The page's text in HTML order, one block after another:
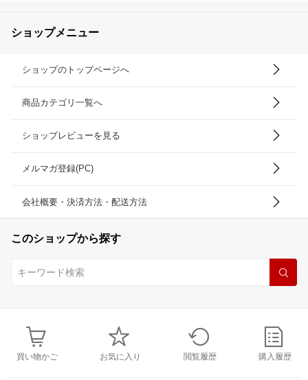
ショップメニュー
ショップのトップページへ
商品カテゴリ一覧へ
ショップレビューを見る
メルマガ登録(PC)
会社概要・決済方法・配送方法
このショップから探す
買い物かご お気に入り 閲覧履歴 購入履歴